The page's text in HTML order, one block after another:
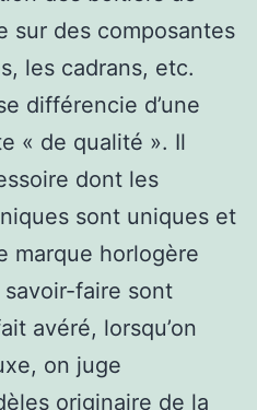
sur des composantes
les cadrans, etc.
différencie d’une
« de qualité ». Il
dont les
sont uniques et
marque horlogère
faire sont
avéré, lorsqu’on
on juge
originaire de la